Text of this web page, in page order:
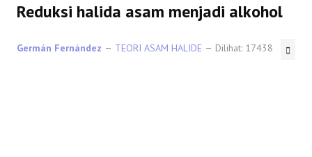
Reduksi halida asam menjadi alkohol
Germán Fernández TEORI ASAM HALIDE Dilihat: 17438